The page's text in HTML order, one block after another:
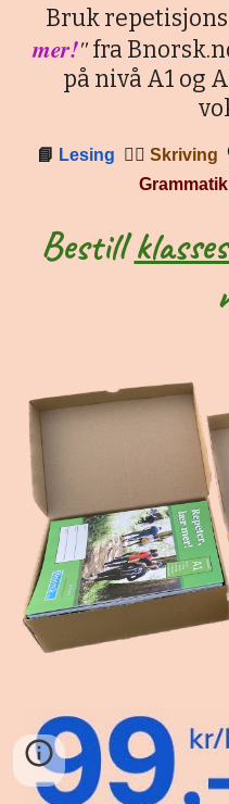
Bruk
mer!"fra
på nivå A1 og
📘 Lesing ✍🏼 Skriving
Bestill